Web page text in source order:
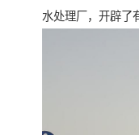
水处理厂，开辟了